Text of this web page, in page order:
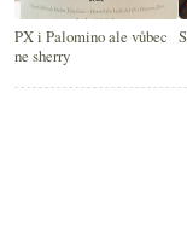
PX i Palomino ale vůbec
ne sherry